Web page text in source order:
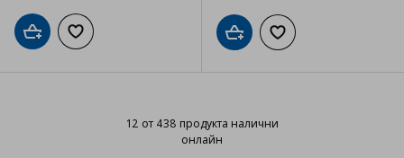
Добави в кошницата
Добави към списъка с любимиДобави в кошницата
Добави към
12 от 438 продукта налични
онлайн